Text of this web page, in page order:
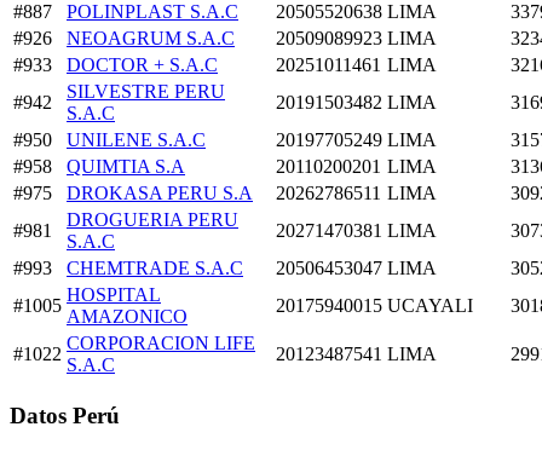
#887
POLINPLAST S.A.C 20505520638 LIMA
#926
NEOAGRUM S.A.C 20509089923 LIMA
#933
DOCTOR + S.A.C 20251011461 LIMA
#942
SILVESTRE PERU
S.A.C
20191503482 LIMA
#950
UNILENE S.A.C 20197705249 LIMA
#958
QUIMTIA S.A 20110200201 LIMA
#975
DROKASA PERU S.A 20262786511 LIMA
#981
DROGUERIA PERU
S.A.C
20271470381 LIMA
#993
CHEMTRADE S.A.C 20506453047 LIMA
#1005
HOSPITAL
AMAZONICO
20175940015 UCAYALI
#1022
CORPORACION LIFE
S.A.C
20123487541 LIMA
Datos Perú